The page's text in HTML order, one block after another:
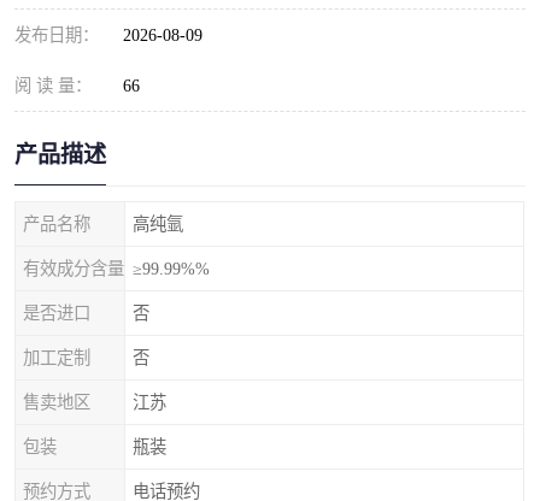
发布日期： 2026-08-09
阅 读 量： 66
产品描述
产品名称 高纯氩
有效成分含量 ≥99.99%%
是否进口 否
加工定制 否
售卖地区 江苏
包装 瓶装
预约方式 电话预约